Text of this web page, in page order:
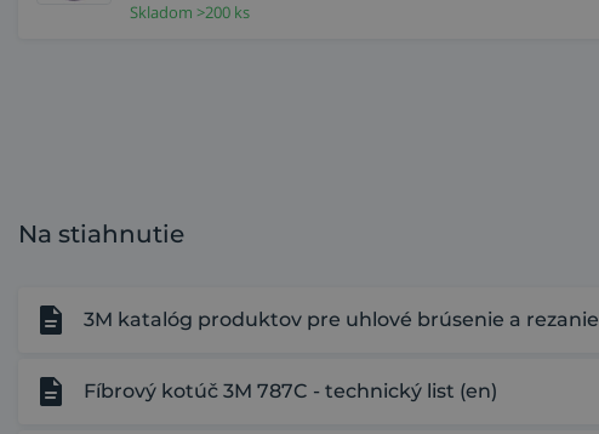
Skladom >200 ks
Na stiahnutie
3M katalóg produktov pre uhlové brúsenie a rezanie
Fíbrový kotúč 3M 787C - technický list (en)